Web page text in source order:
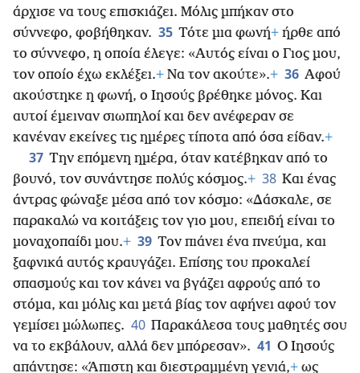
άρχισε να τους επισκιάζει. Μόλις μπήκαν στο
σύννεφο, φοβήθηκαν. 35 Τότε μια φωνή+ ήρθε από
το σύννεφο, η οποία έλεγε: «Αυτός είναι ο Γιος μου,
τον οποίο έχω εκλέξει.+ Να τον ακούτε».+ 36 Αφού
ακούστηκε η φωνή, ο Ιησούς βρέθηκε μόνος. Και
αυτοί έμειναν σιωπηλοί και δεν ανέφεραν σε
κανέναν εκείνες τις ημέρες τίποτα από όσα είδαν.+
37 Την επόμενη ημέρα, όταν κατέβηκαν από το
βουνό, τον συνάντησε πολύς κόσμος.+ 38 Και ένας
άντρας φώναξε μέσα από τον κόσμο: «Δάσκαλε, σε
παρακαλώ να κοιτάξεις τον γιο μου, επειδή είναι το
μοναχοπαίδι μου.+ 39 Τον πιάνει ένα πνεύμα, και
ξαφνικά αυτός κραυγάζει. Επίσης του προκαλεί
σπασμούς και τον κάνει να βγάζει αφρούς από το
στόμα, και μόλις και μετά βίας τον αφήνει αφού τον
γεμίσει μώλωπες. 40 Παρακάλεσα τους μαθητές σου
να το εκβάλουν, αλλά δεν μπόρεσαν». 41 Ο Ιησούς
απάντησε: «Άπιστη και διεστραμμένη γενιά,+ ως